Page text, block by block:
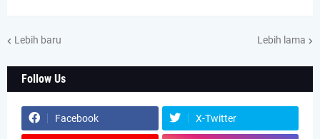
Lebih baru Lebih lama
Follow Us
Facebook X-Twitter